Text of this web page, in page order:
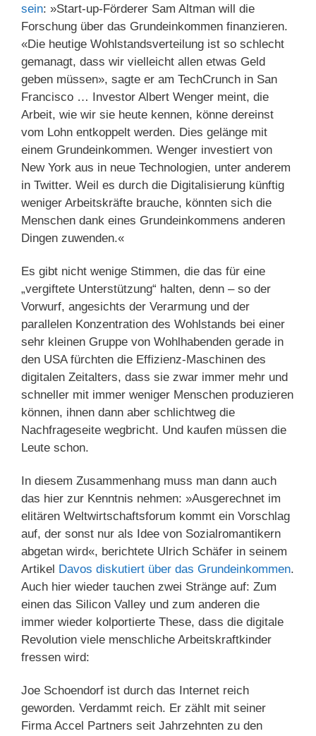
sein: »Start-up-Förderer Sam Altman will die
Forschung über das Grundeinkommen finanzieren.
«Die heutige Wohlstandsverteilung ist so schlecht
gemanagt, dass wir vielleicht allen etwas Geld
geben müssen», sagte er am TechCrunch in San
Francisco … Investor Albert Wenger meint, die
Arbeit, wie wir sie heute kennen, könne dereinst
vom Lohn entkoppelt werden. Dies gelänge mit
einem Grundeinkommen. Wenger investiert von
New York aus in neue Technologien, unter anderem
in Twitter. Weil es durch die Digitalisierung künftig
weniger Arbeitskräfte brauche, könnten sich die
Menschen dank eines Grundeinkommens anderen
Dingen zuwenden.«
Es gibt nicht wenige Stimmen, die das für eine
„vergiftete Unterstützung“ halten, denn – so der
Vorwurf, angesichts der Verarmung und der
parallelen Konzentration des Wohlstands bei einer
sehr kleinen Gruppe von Wohlhabenden gerade in
den USA fürchten die Effizienz-Maschinen des
digitalen Zeitalters, dass sie zwar immer mehr und
schneller mit immer weniger Menschen produzieren
können, ihnen dann aber schlichtweg die
Nachfrageseite wegbricht. Und kaufen müssen die
Leute schon.
In diesem Zusammenhang muss man dann auch
das hier zur Kenntnis nehmen: »Ausgerechnet im
elitären Weltwirtschaftsforum kommt ein Vorschlag
auf, der sonst nur als Idee von Sozialromantikern
abgetan wird«, berichtete Ulrich Schäfer in seinem
Artikel Davos diskutiert über das Grundeinkommen.
Auch hier wieder tauchen zwei Stränge auf: Zum
einen das Silicon Valley und zum anderen die
immer wieder kolportierte These, dass die digitale
Revolution viele menschliche Arbeitskraftkinder
fressen wird:
Joe Schoendorf ist durch das Internet reich
geworden. Verdammt reich. Er zählt mit seiner
Firma Accel Partners seit Jahrzehnten zu den